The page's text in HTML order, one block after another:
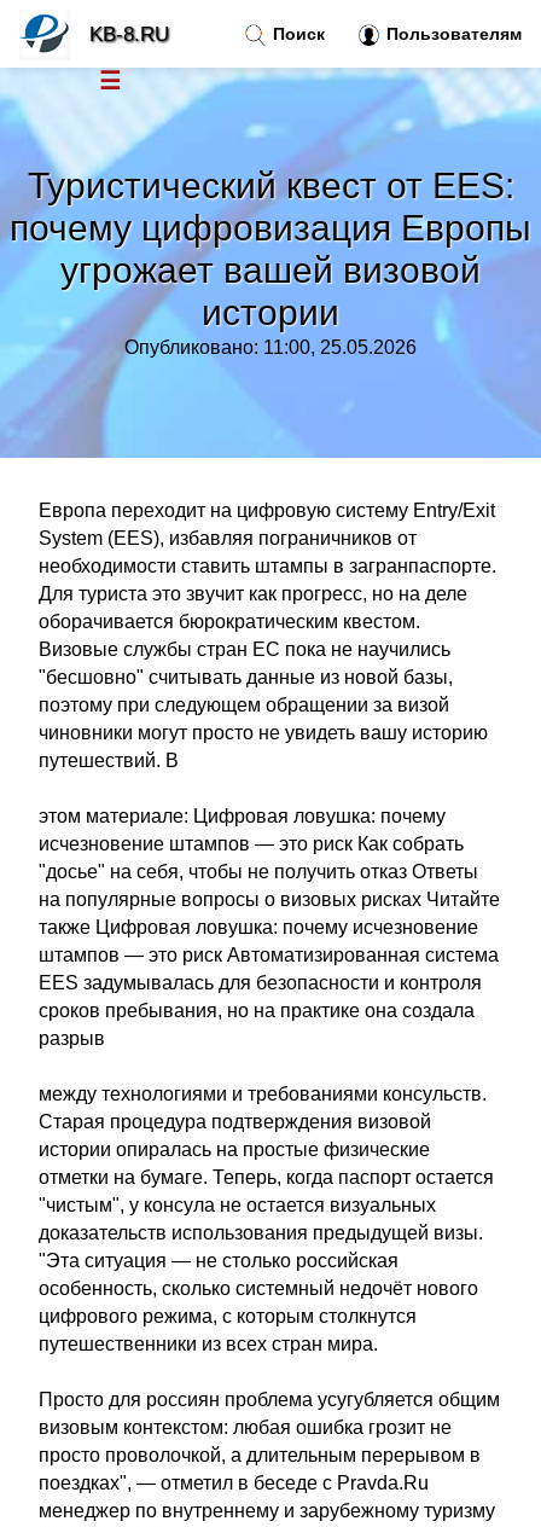
Туристический квест от EES:
почему цифровизация Европы
угрожает вашей визовой
истории
Опубликовано: 11:00, 25.05.2026
Европа переходит на цифровую систему Entry/Exit
System (EES), избавляя пограничников от
необходимости ставить штампы в загранпаспорте.
Для туриста это звучит как прогресс, но на деле
оборачивается бюрократическим квестом.
Визовые службы стран ЕС пока не научились
"бесшовно" считывать данные из новой базы,
поэтому при следующем обращении за визой
чиновники могут просто не увидеть вашу историю
путешествий. В
этом материале: Цифровая ловушка: почему
исчезновение штампов — это риск Как собрать
"досье" на себя, чтобы не получить отказ Ответы
на популярные вопросы о визовых рисках Читайте
также Цифровая ловушка: почему исчезновение
штампов — это риск Автоматизированная система
EES задумывалась для безопасности и контроля
сроков пребывания, но на практике она создала
разрыв
между технологиями и требованиями консульств.
Старая процедура подтверждения визовой
истории опиралась на простые физические
отметки на бумаге. Теперь, когда паспорт остается
"чистым", у консула не остается визуальных
доказательств использования предыдущей визы.
"Эта ситуация — не столько российская
особенность, сколько системный недочёт нового
цифрового режима, с которым столкнутся
путешественники из всех стран мира.
Просто для россиян проблема усугубляется общим
визовым контекстом: любая ошибка грозит не
просто проволочкой, а длительным перерывом в
поездках", — отметил в беседе с Pravda.Ru
менеджер по внутреннему и зарубежному туризму
Поиск Пользователям
KB-8.RU
☰
Тренды новостей»
Рубрики»
Правила »